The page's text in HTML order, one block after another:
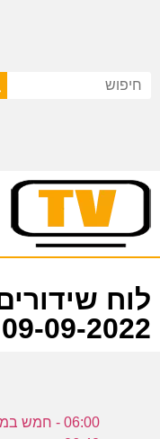
לוח
09-09-2022
06:00 - חמש במכאן